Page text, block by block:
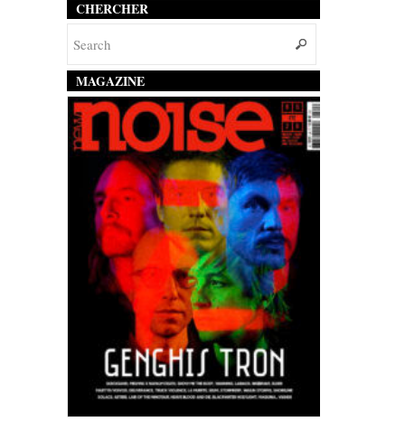
CHERCHER
MAGAZINE